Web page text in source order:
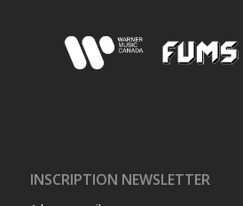
INSCRIPTION NEWSLETTER